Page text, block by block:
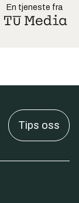
En tjeneste fra
Tips oss